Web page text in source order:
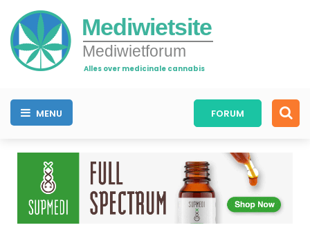
Mediwietsite
Mediwietforum
Alles over medicinale cannabis
MENU FORUM